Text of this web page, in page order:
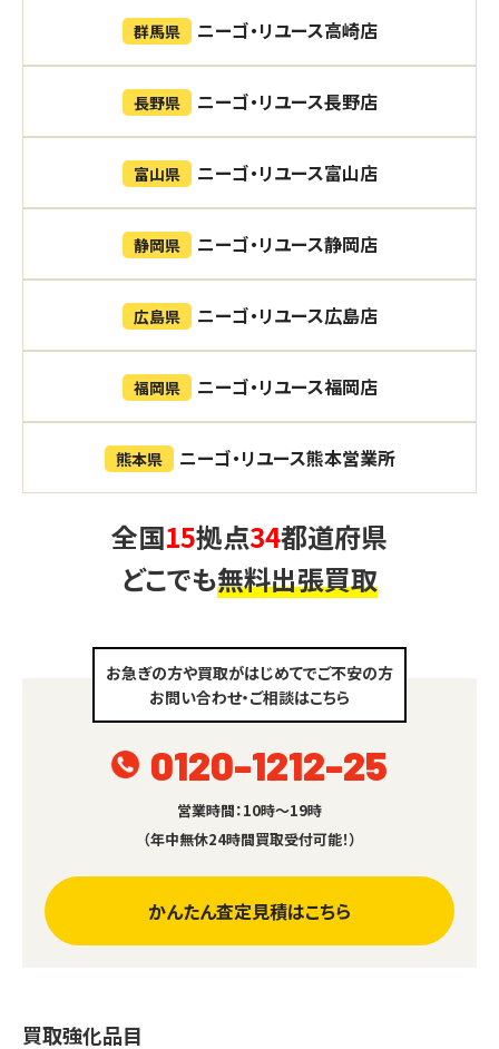
群馬県 ニーゴ・リユース高崎店
長野県 ニーゴ・リユース長野店
富山県 ニーゴ・リユース富山店
静岡県 ニーゴ・リユース静岡店
広島県 ニーゴ・リユース広島店
福岡県 ニーゴ・リユース福岡店
熊本県 ニーゴ・リユース熊本営業所
全国15拠点34都道府県
どこでも無料出張買取
お急ぎの方や買取がはじめてでご不安の方
お問い合わせ・ご相談はこちら
0120-1212-25
営業時間：10時～19時
（年中無休24時間買取受付可能！）
かんたん査定見積はこちら
買取強化品目